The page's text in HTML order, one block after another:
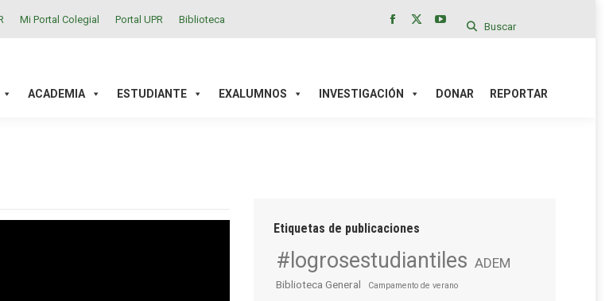
Mi Portal Colegial Portal UPR Biblioteca
in
in
YouTube
in
Buscar
ACADEMIA ESTUDIANTE EXALUMNOS INVESTIGACIÓN DONAR REPORTAR
Etiquetas de publicaciones
#logrosestudiantiles ADEM
Biblioteca General Campamento de verano